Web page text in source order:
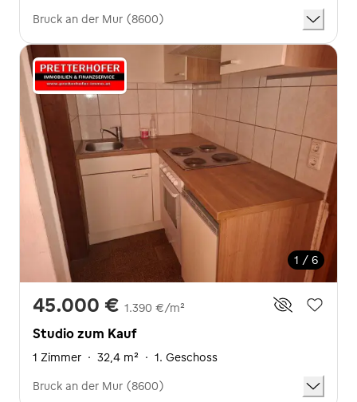
Bruck an der Mur (8600)
1 / 6
45.000 € 1.390 €/m²
Studio zum Kauf
1 Zimmer · 32,4 m² · 1. Geschoss
Bruck an der Mur (8600)